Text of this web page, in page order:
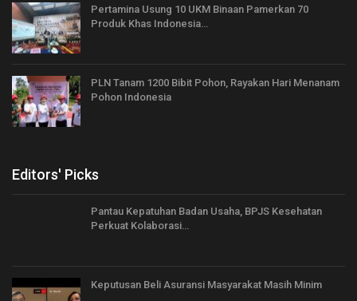
Pertamina Usung 10 UKM Binaan Pamerkan 70
Produk Khas Indonesia…
PLN Tanam 1200 Bibit Pohon, Rayakan Hari Menanam
Pohon Indonesia
Editors' Picks
Pantau Kepatuhan Badan Usaha, BPJS Kesehatan
Perkuat Kolaborasi…
Keputusan Beli Asuransi Masyarakat Masih Minim